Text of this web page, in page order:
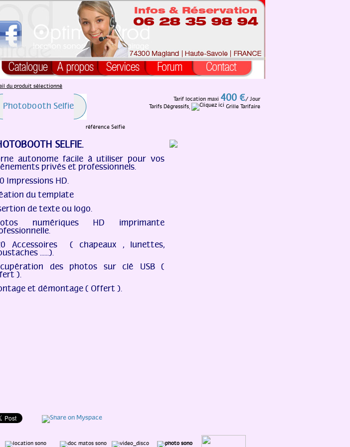
du produit sélectionné
Photobooth Selfie
Tarif location maxi 400 €/ Jour
Tarifs Dégressifs,
Grille Tarifaire
référence Selfie
SELFIE.
autonome facile à utiliser pour vos
privés et professionnels.
Impressions HD.
du template
de texte ou logo.
numériques HD imprimante
Accessoires ( chapeaux , lunettes,
......).
des photos sur clé USB (
).
et démontage ( Offert ).